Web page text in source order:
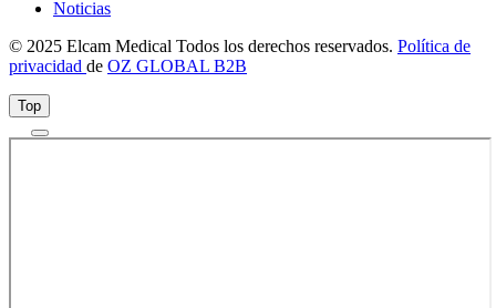
Noticias
© 2025 Elcam Medical Todos los derechos reservados. Política de
privacidad de OZ GLOBAL B2B
Top